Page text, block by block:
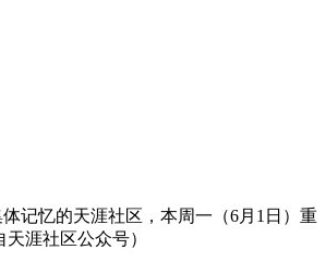
记忆的天涯社区，本周一（6月1日）重
涯社区公众号）